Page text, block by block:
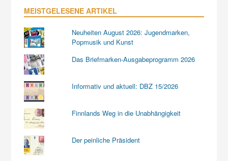
MEISTGELESENE ARTIKEL
Neuheiten August 2026: Jugendmarken,
Popmusik und Kunst
Das Briefmarken-Ausgabeprogramm 2026
Informativ und aktuell: DBZ 15/2026
Finnlands Weg in die Unabhängigkeit
Der peinliche Präsident